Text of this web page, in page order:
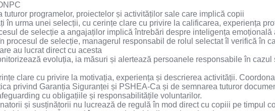
programelor, proiectelor și activităților sale care implică copii
urma unei selecții, cu cerințe clare cu privire la calificarea, experiența
de selecție a angajaților implică întrebări despre inteligența emoțională
procesul de selecție, managerul responsabil de rolul selectat îl verifică în
au lucrat direct cu acesta
evoluția, ia măsuri și alertează persoanele responsabile în cazul
clare cu privire la motivația, experiența și descrierea activității.
privind Garanția Siguranței și PSHEA-Ca și de semnarea tuturor
cu obligațiile și responsabilitățile voluntarilor.
și susținătorii nu lucrează de regulă în mod direct cu copiii pe timpul